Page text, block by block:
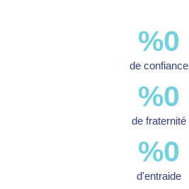
de confiance
0
%
de fraternité
0
%
d'entraide
0
%